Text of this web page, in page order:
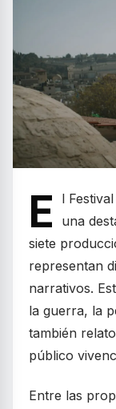
E
l
una
siete
representan
narrativos.
la guerra, la
también
público
Entre las